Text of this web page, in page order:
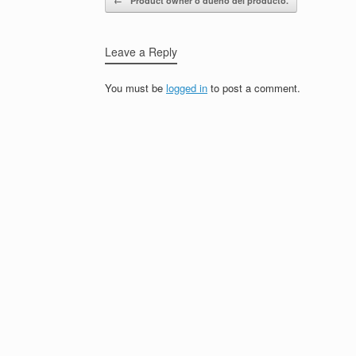
Leave a Reply
You must be logged in to post a comment.